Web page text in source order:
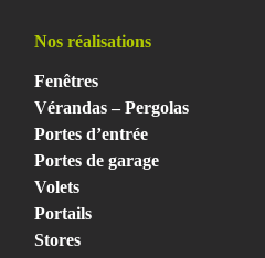
Nos réalisations
Fenêtres
Vérandas – Pergolas
Portes d’entrée
Portes de garage
Volets
Portails
Stores